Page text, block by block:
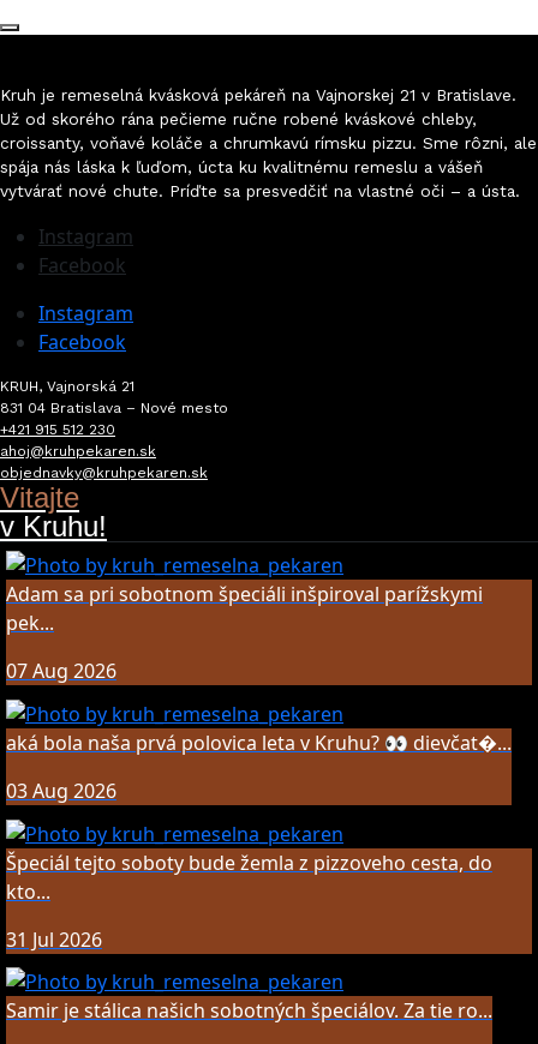
Kruh je remeselná kvásková pekáreň na Vajnorskej 21 v Bratislave.
Už od skorého rána pečieme ručne robené kváskové chleby,
croissanty, voňavé koláče a chrumkavú rímsku pizzu. Sme rôzni, ale
spája nás láska k ľuďom, úcta ku kvalitnému remeslu a vášeň
vytvárať nové chute. Príďte sa presvedčiť na vlastné oči – a ústa.
Instagram
Facebook
Instagram
Facebook
KRUH, Vajnorská 21
831 04 Bratislava – Nové mesto
+421 915 512 230
ahoj@kruhpekaren.sk
objednavky@kruhpekaren.sk
Vitajte
v Kruhu!
Adam sa pri sobotnom špeciáli inšpiroval parížskymi
pek...
07 Aug 2026
aká bola naša prvá polovica leta v Kruhu? 👀 dievčat�...
03 Aug 2026
Špeciál tejto soboty bude žemla z pizzoveho cesta, do
kto...
31 Jul 2026
Samir je stálica našich sobotných špeciálov. Za tie ro...